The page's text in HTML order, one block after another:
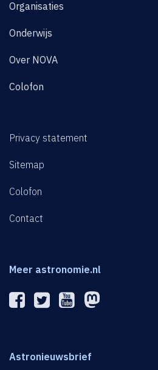
Organisaties
Onderwijs
Over NOVA
Colofon
Privacy statement
Sitemap
Colofon
Contact
Meer astronomie.nl
Astronieuwsbrief